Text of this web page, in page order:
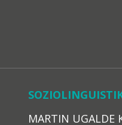
MARTIN UGALDE